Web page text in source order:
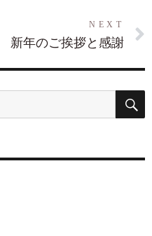
NEXT
新年のご挨拶と感謝